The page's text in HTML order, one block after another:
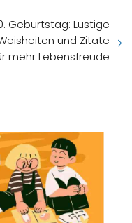
Geburtstag: Lustige
und Zitate
mehr Lebensfreude